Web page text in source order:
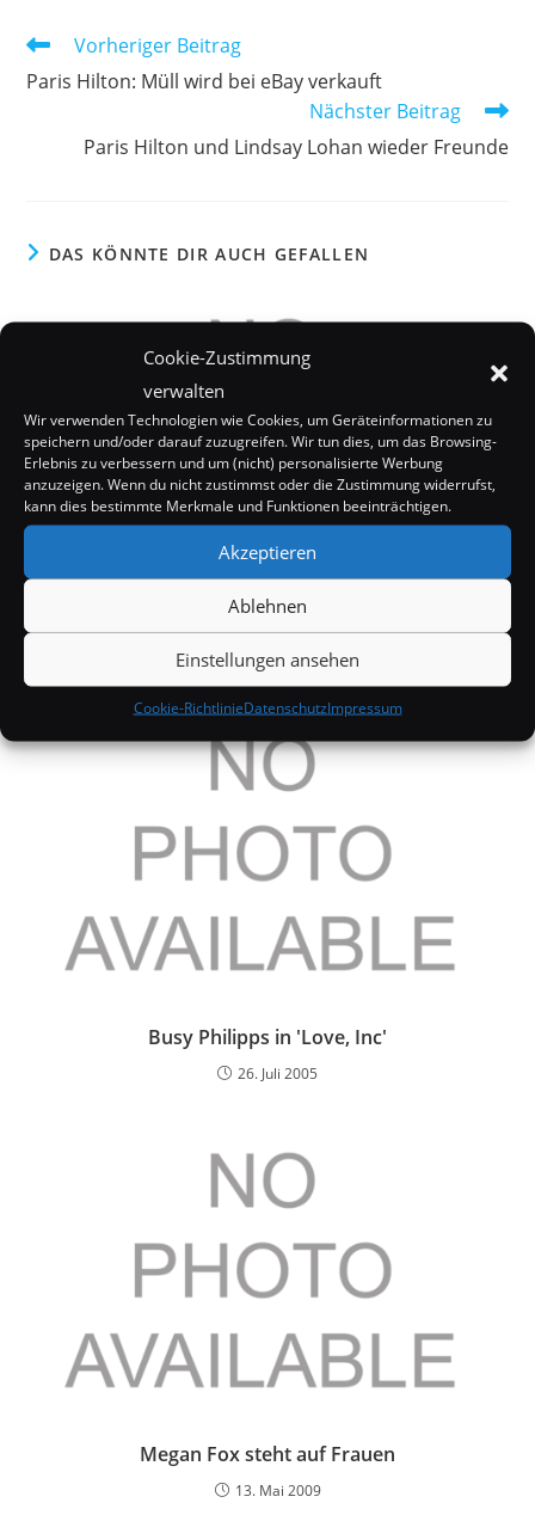
Cookie-Zustimmung
verwalten
Wir verwenden Technologien wie Cookies, um Geräteinformationen zu
speichern und/oder darauf zuzugreifen. Wir tun dies, um das Browsing-
Erlebnis zu verbessern und um (nicht) personalisierte Werbung
anzuzeigen. Wenn du nicht zustimmst oder die Zustimmung widerrufst,
kann dies bestimmte Merkmale und Funktionen beeinträchtigen.
Akzeptieren
Ablehnen
Einstellungen ansehen
Cookie-RichtlinieDatenschutzImpressum
Weitere
ansehen
Vorheriger Beitrag
Paris Hilton: Müll wird bei eBay verkauft
Nächster Beitrag
Paris Hilton und Lindsay Lohan wieder Freunde
DAS KÖNNTE DIR AUCH GEFALLEN
Lindsay Lohan sucht Hilfe bei Al Gore?
8. Dezember 2006
Busy Philipps in 'Love, Inc'
26. Juli 2005
Megan Fox steht auf Frauen
13. Mai 2009